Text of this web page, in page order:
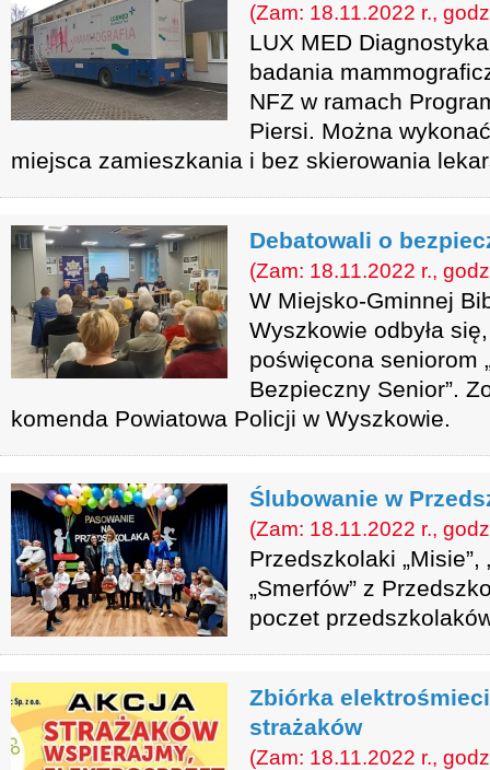
(Zam: 18.11.2022 r.,
LUX MED
badania
NFZ w ramach
Piersi. Można
miejsca zamieszkania i bez skierowania
Debatowali o
(Zam: 18.11.2022 r.,
W Miejsko-Gminnej
Wyszkowie odbyła
poświęcona seniorom
Bezpieczny Senior”.
komenda Powiatowa Policji w Wyszkowie.
Ślubowanie w
(Zam: 18.11.2022 r.,
Przedszkolaki „Misie”,
„Smerfów” z
poczet
Zbiórka
strażaków
(Zam: 18.11.2022 r.,